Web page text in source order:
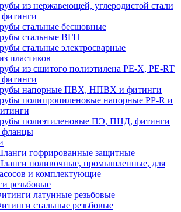
из нержавеющей, углеродистой стали
стальные бесшовные
стальные ВГП
стальные электросварные
пластиков
из сшитого полиэтилена PE-X, PE-RT
напорные ПВХ, НПВХ и фитинги
полипропиленовые напорные PP-R и
полиэтиленовые ПЭ, ПНД, фитинги
фланцы
гофрированные защитные
поливочные, промышленные, для
и комплектующие
резьбовые
латунные резьбовые
стальные резьбовые